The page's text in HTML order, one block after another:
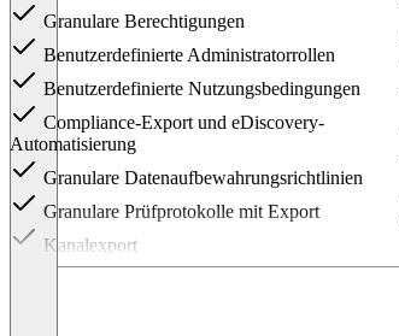
Granulare Berechtigungen
Benutzerdefinierte Administratorrollen
Benutzerdefinierte Nutzungsbedingungen
Compliance-Export und eDiscovery-
Automatisierung
Granulare Datenaufbewahrungsrichtlinien
Granulare Prüfprotokolle mit Export
Kanalexport